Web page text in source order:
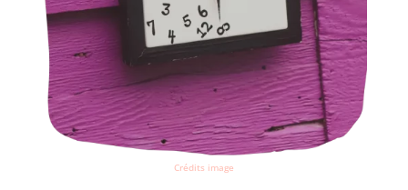
Crédits image